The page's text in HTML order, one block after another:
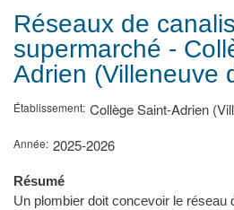
d'Ariane
Réseaux de
supermarché -
Adrien (Villeneuve
Établissement Collège Saint-Adrien
Année 2025-2026
Résumé
Un plombier doit concevoir le réseau